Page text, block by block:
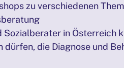
zu verschiedenen
Sozialberater in Österreich
die Diagnose und